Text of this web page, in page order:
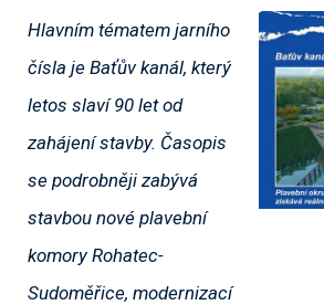
Hlavním tématem jarního
čísla je Baťův kanál, který
letos slaví 90 let od
zahájení stavby. Časopis
se podrobněji zabývá
stavbou nové plavební
komory Rohatec-
Sudoměřice, modernizací